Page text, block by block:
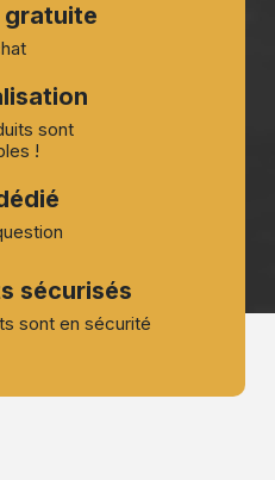
gratuite
sont
!
sécurisés
sont en sécurité